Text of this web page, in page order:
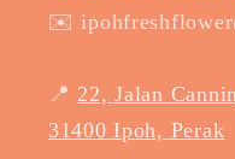
✉️
📍22, Jalan
31400 Ipoh, Perak